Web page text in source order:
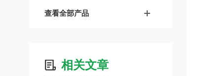
查看全部产品
相关文章